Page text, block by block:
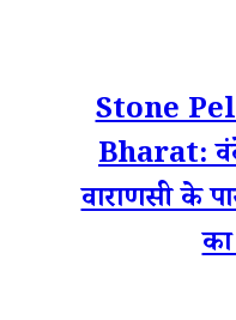
Stone
Bharat:
वाराणसी के